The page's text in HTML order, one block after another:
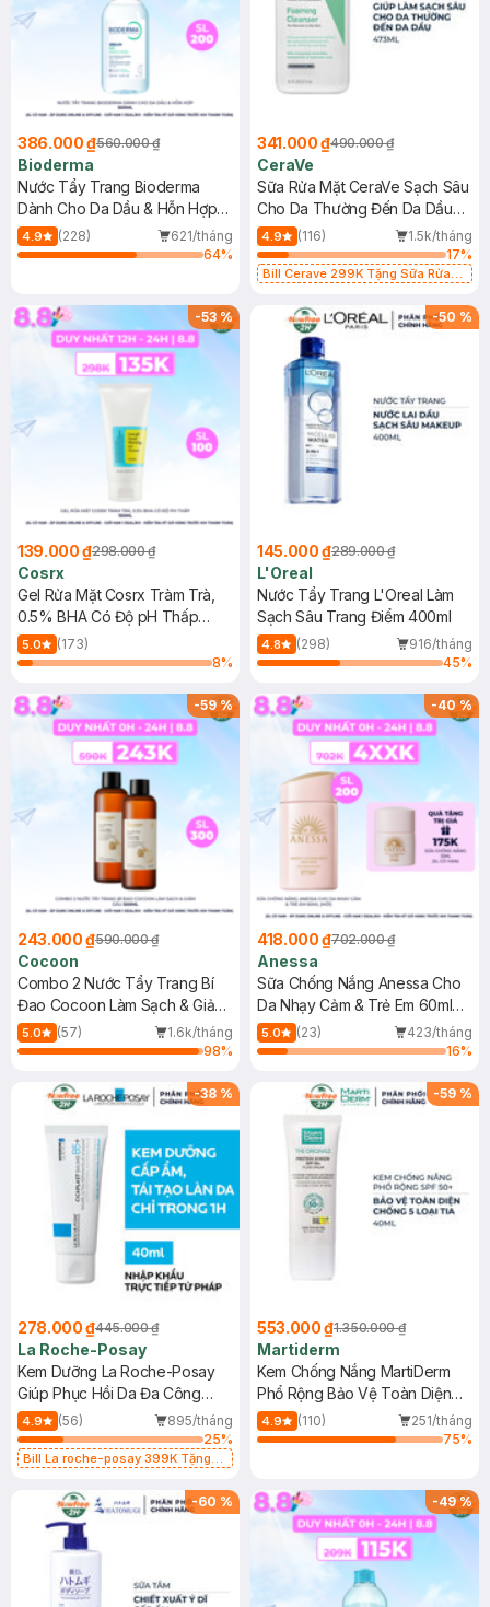
386.000 ₫560.000 ₫
Bioderma
Nước Tẩy Trang Bioderma
Dành Cho Da Dầu & Hỗn Hợp
500ml
4.9 (228)
621/tháng
64%
341.000 ₫490.000 ₫
CeraVe
Sữa Rửa Mặt CeraVe Sạch Sâu
Cho Da Thường Đến Da Dầu
473ml
4.9 (116)
1.5k/tháng
17%
Bill Cerave 299K Tặng Sữa Rửa
-53%
139.000 ₫298.000 ₫
Cosrx
Gel Rửa Mặt Cosrx Tràm Trà,
0.5% BHA Có Độ pH Thấp
150ml
5.0
(173)
8%
-50 %
145.000 ₫289.000 ₫
L'Oreal
Nước Tẩy Trang L'Oreal Làm
Sạch Sâu Trang Điểm 400ml
4.8 (298)
916/tháng
45%
-59%
243.000 ₫590.000 ₫
Cocoon
Combo 2 Nước Tẩy Trang Bí
Đao Cocoon Làm Sạch & Giảm
Dầu 500ml
5.0 (57)
1.6k/tháng
98%
-40%
418.000 ₫702.000 ₫
Anessa
Sữa Chống Nắng Anessa Cho
Da Nhạy Cảm & Trẻ Em 60ml
(Mới)
5.0 (23)
423/tháng
16%
-38 %
278.000 ₫445.000 ₫
La Roche-Posay
Kem Dưỡng La Roche-Posay
Giúp Phục Hồi Da Đa Công
Dụng 40ml
4.9 (56)
895/tháng
25%
Bill La roche-posay 399K Tặng
(SL có hạn)
-59 %
553.000 ₫1.350.000 ₫
Martiderm
Kem Chống Nắng MartiDerm
Phổ Rộng Bảo Vệ Toàn Diện
40ml
4.9 (110)
251/tháng
75%
-60 % -49%